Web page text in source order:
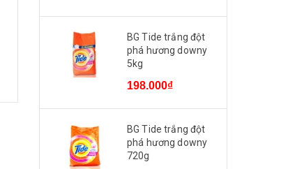
BG Tide trắng đột
phá hương downy
5kg
198.000₫
BG Tide trắng đột
phá hương downy
720g